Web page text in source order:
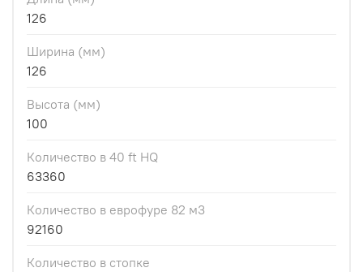
126
Ширина (мм)
126
Высота (мм)
100
Количество в 40 ft HQ
63360
Количество в еврофуре 82 м3
92160
Количество в стопке